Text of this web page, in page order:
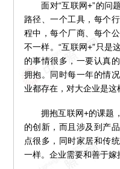
面对“互联网+”的问题
路径、一个工具，每个
程中，每个厂商、每个
不一样。“互联网+”只是
的事情很多，一要认真
拥抱。同时每一年的情
业都存在，对大企业是这
拥抱互联网+的课题，
的创新，而且涉及到产
点很多，同时家居和传
一样。企业需要和善于嫁